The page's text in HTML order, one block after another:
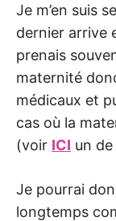
Je m’en suis
dernier arrive
prenais
maternité
médicaux et
cas où la
(voir ICI un
Je pourrai
longtemps